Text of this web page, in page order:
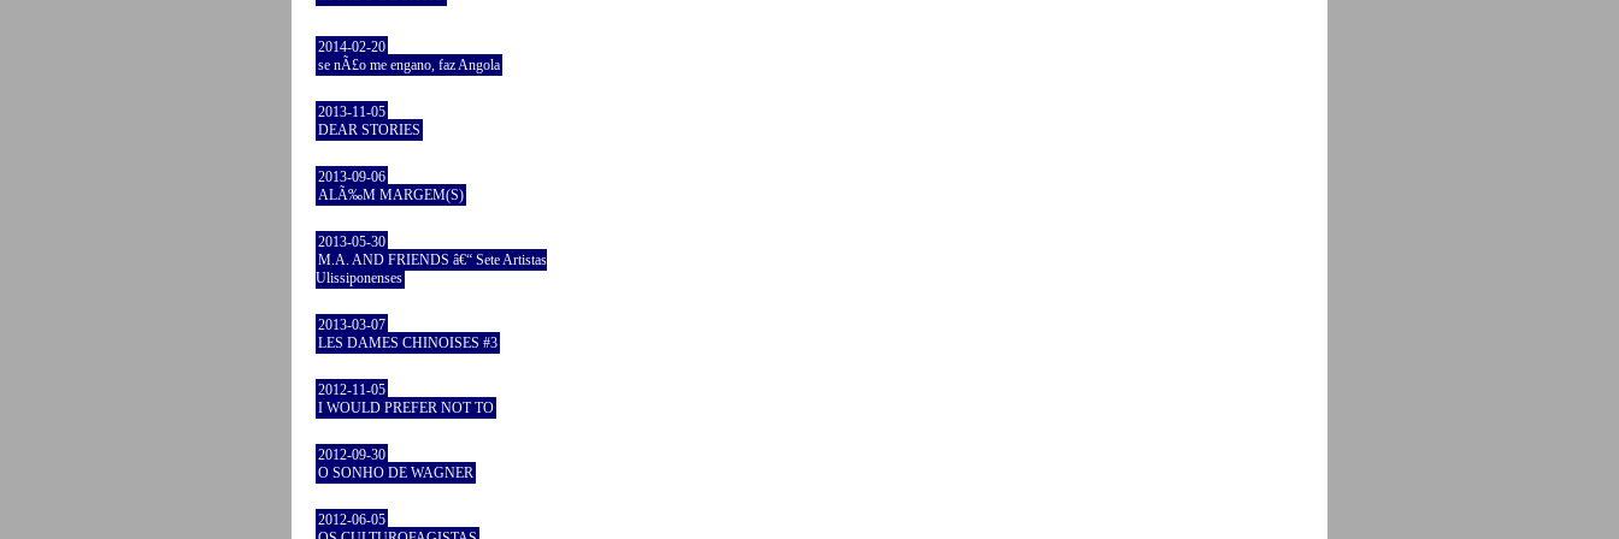
2014-02-20
se nÃ£o me engano, faz Angola
2013-11-05
DEAR STORIES
2013-09-06
ALÃ‰M MARGEM(S)
2013-05-30
M.A. AND FRIENDS â€“ Sete Artistas
Ulissiponenses
2013-03-07
LES DAMES CHINOISES #3
2012-11-05
I WOULD PREFER NOT TO
2012-09-30
O SONHO DE WAGNER
2012-06-05